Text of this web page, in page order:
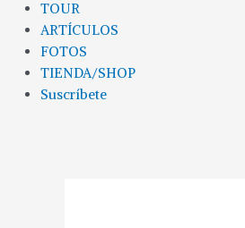
TOUR
ARTÍCULOS
FOTOS
TIENDA/SHOP
Suscríbete